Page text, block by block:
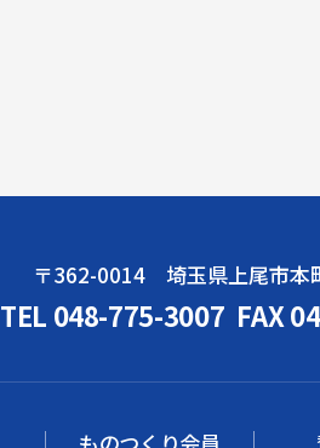
〒362-0014 埼玉県上尾市本
TEL 048-775-3007 FAX